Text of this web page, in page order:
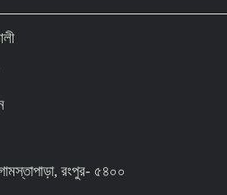
রংপুর- ৫৪০০